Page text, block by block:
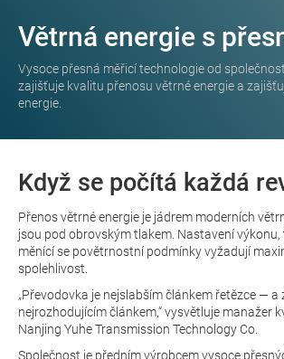
Větrná energie s
Vysoce přesná měřicí technologie od
zajišťuje kvalitu přenosu větrné energie a
energie.
Když se počítá každá
Přenos větrné energie je jádrem moderních
jsou pod obrovským tlakem. Nastavení výkonu,
měnící se povětrnostní podmínky vyžadují
spolehlivost.
„Převodovka je nejslabším článkem řetězce — a
nejrozhodujícím článkem,“ vysvětluje manažer
Nanjing Yuhe Transmission Technology Co.
Společnost je předním výrobcem vysoce